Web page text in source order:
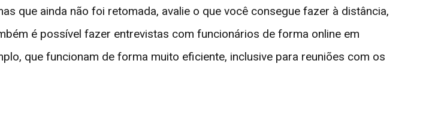
que ainda não foi retomada, avalie o que você consegue fazer à distância,
é possível fazer entrevistas com funcionários de forma online em
que funcionam de forma muito eficiente, inclusive para reuniões com os